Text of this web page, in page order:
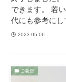
できます。 若
代にも参考に
2023-05-06
ご報告